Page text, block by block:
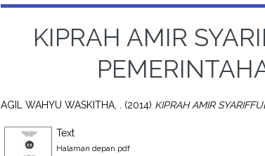
KIPRAH AMIR
AGIL WAHYU WASKITHA, . (2014) KIPRAH AMIR
Text
Halaman depan.pdf